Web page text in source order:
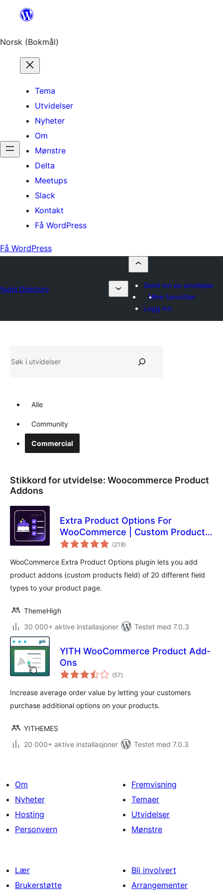
innhold
Norsk (Bokmål)
Tema
Utvidelser
Nyheter
Om
Mønstre
Delta
Meetups
Slack
Kontakt
Få WordPress
Få WordPress
Directory
Send inn en utvidelse
Mine favoritter
Logg inn
Alle
Community
Commercial
Stikkord for utvidelse: Woocommerce Product
Addons
Extra Product Options For
WooCommerce | Custom Product
Addons and Fields
(218totale
vurderinger
)
WooCommerce Extra Product Options plugin lets you add
product addons (custom products field) of 20 different field
types to your product page.
ThemeHigh
30 000+ aktive installasjoner
Testet med 7.0.3
YITH WooCommerce Product Add-
Ons
(57totale
vurderinger
)
Increase average order value by letting your customers
purchase additional options on your products.
YITHEMES
20 000+ aktive installasjoner
Testet med 7.0.3
Om
Nyheter
Hosting
Personvern
Fremvisning
Temaer
Utvidelser
Mønstre
Lær
Brukerstøtte
Bli involvert
Arrangementer